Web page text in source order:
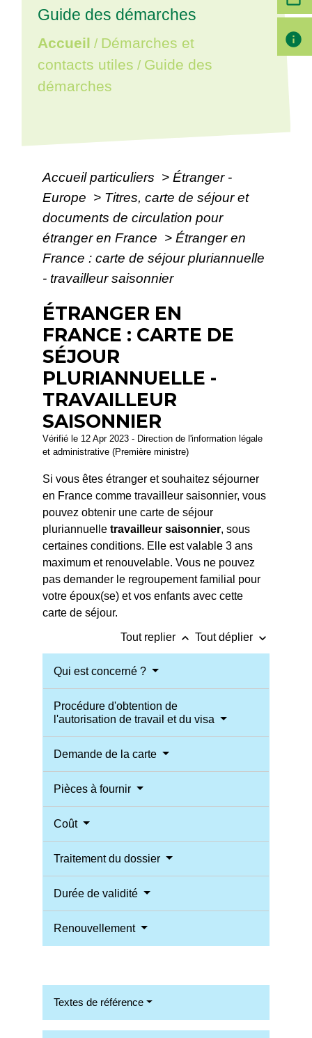
Guide des démarches
Accueil / Démarches et
contacts utiles / Guide des
démarches
Accueil particuliers > Étranger -
Europe > Titres, carte de séjour et
documents de circulation pour
étranger en France > Étranger en
France : carte de séjour pluriannuelle
- travailleur saisonnier
ÉTRANGER EN
FRANCE : CARTE DE
SÉJOUR
PLURIANNUELLE -
TRAVAILLEUR
SAISONNIER
Vérifié le 12 Apr 2023 - Direction de l'information légale
et administrative (Première ministre)
Si vous êtes étranger et souhaitez séjourner
en France comme travailleur saisonnier, vous
pouvez obtenir une carte de séjour
pluriannuelletravailleur saisonnier, sous
certaines conditions. Elle est valable 3 ans
maximum et renouvelable. Vous ne pouvez
pas demander le regroupement familial pour
votre époux(se) et vos enfants avec cette
carte de séjour.
Tout replier keyboard_arrow_up Tout déplier keyboard_arrow_down
Qui est concerné ?
Procédure d'obtention de
l'autorisation de travail et du visa
Demande de la carte
Pièces à fournir
Coût
Traitement du dossier
Durée de validité
Renouvellement
Textes de référence
info